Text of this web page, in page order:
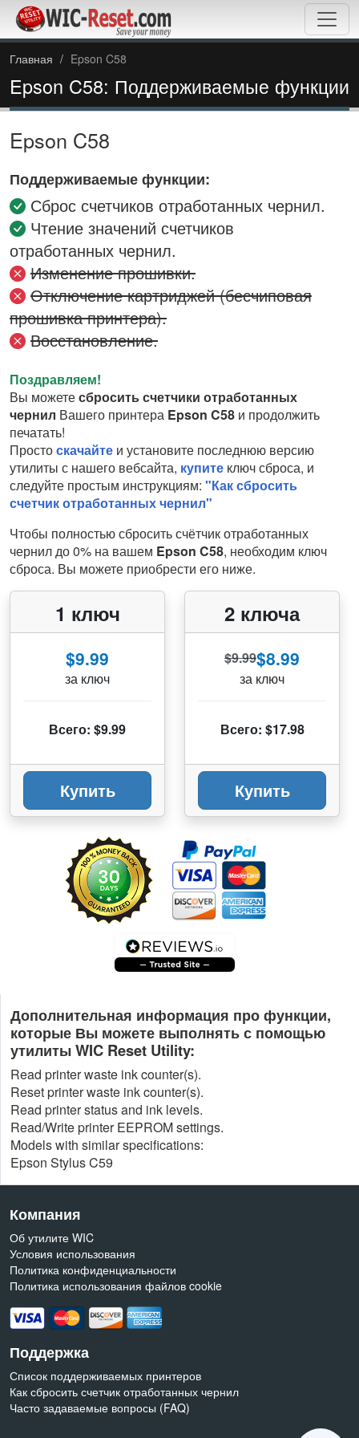
Главная Epson C58
Epson C58: Поддерживаемые функции
Epson C58
Поддерживаемые функции:
Сброс счетчиков отработанных чернил.
Чтение значений счетчиков
отработанных чернил.
Изменение прошивки.
Отключение картриджей (бесчиповая
прошивка принтера).
Восстановление.
Поздравляем!
Вы можетесбросить счетчики отработанных
чернил Вашего принтера Epson C58 и продолжить
печатать!
Простоскачайте и установите последнюю версию
утилиты с нашего вебсайта, купите ключ сброса, и
следуйте простым инструкциям: "Как сбросить
счетчик отработанных чернил"
Чтобы полностью сбросить счётчик отработанных
чернил до 0% на вашем Epson C58, необходим ключ
сброса. Вы можете приобрести его ниже.
1 ключ
$9.99
за ключ
Всего: $9.99
Купить
2 ключа
$9.99$8.99
за ключ
Всего: $17.98
Купить
Дополнительная информация про функции,
которые Вы можете выполнять с помощью
утилиты WIC Reset Utility:
Read printer waste ink counter(s).
Reset printer waste ink counter(s).
Read printer status and ink levels.
Read/Write printer EEPROM settings.
Models with similar specifications:
Epson Stylus C59
Компания
Об утилите WIC
Условия использования
Политика конфиденциальности
Политика использования файлов cookie
Поддержка
Список поддерживаемых принтеров
Как сбросить счетчик отработанных чернил
Часто задаваемые вопросы (FAQ)